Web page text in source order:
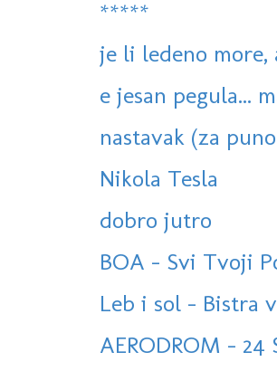
*****
je li ledeno more,
e jesan pegula...
nastavak (za
Nikola Tesla
dobro jutro
BOA - Svi Tvoji
Leb i sol - Bistra
AERODROM - 24